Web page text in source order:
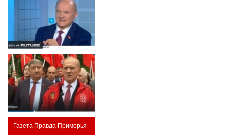
Газета Правда Приморья